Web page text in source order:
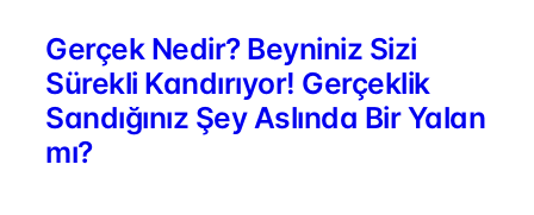
Gerçek Nedir? Beyniniz Sizi
Sürekli Kandırıyor! Gerçeklik
Sandığınız Şey Aslında Bir Yalan
mı?